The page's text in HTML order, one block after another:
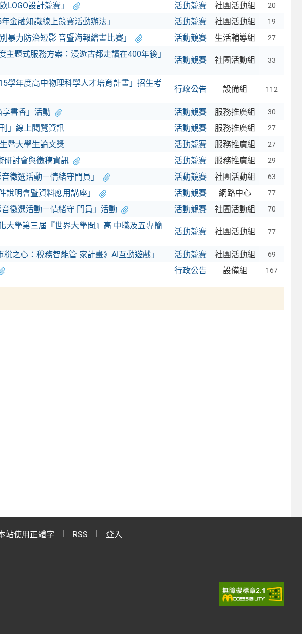
LOGO設計競賽」 活動競賽 社團活動組 20
金融知識線上競賽活動辦法」 活動競賽 社團活動組 19
暴力防治短影 音暨海報繪畫比賽」 活動競賽 生活輔導組 27
主題式服務方案：漫遊古都走讀在400年後」
活動競賽 社團活動組 33
學年度高中物理科學人才培育計畫」招生考
行政公告 設備組 112
享書香」活動 活動競賽 服務推廣組 30
」線上閱覽資訊 活動競賽 服務推廣組 27
暨大學生論文獎 活動競賽 服務推廣組 27
研討會與徵稿資訊 活動競賽 服務推廣組 29
徵選活動－情緒守門員」 活動競賽 社團活動組 63
明會暨資料應用講座」 活動競賽 網路中心 77
徵選活動－情緒守 門員」活動 活動競賽 社團活動組 70
大學第三屆『世界大學問』高 中職及五專簡
活動競賽 社團活動組 77
之心：稅務智能管 家計畫》AI互動遊戲」 活動競賽 社團活動組 69
行政公告 設備組 167
站使用正體字 RSS 登入